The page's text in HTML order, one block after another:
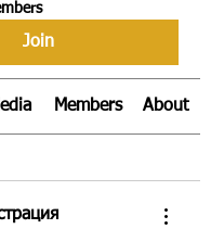
Join
Members About